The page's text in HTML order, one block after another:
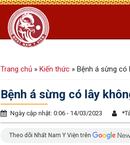
Trang chủ » Kiến thức » Bệnh á sừng có
Bệnh á sừng có lây
Ngày cập nhật: 0:06 - 14/03/2023 *
Theo dõi Nhất Nam Y Viện trên